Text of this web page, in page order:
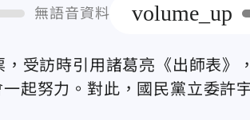
無語音資料 volume_up
受訪時引用諸葛亮《出師表》
起努力。對此，國民黨立委許